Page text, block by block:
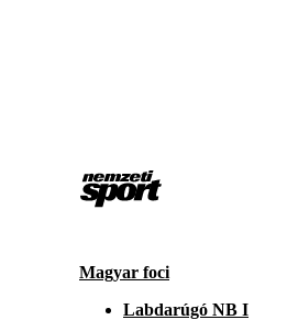
Magyar foci
Labdarúgó NB I